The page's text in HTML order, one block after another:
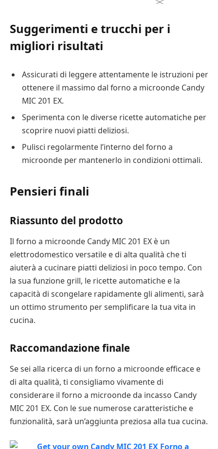
Suggerimenti e trucchi per i
migliori risultati
Assicurati di leggere attentamente le istruzioni per
ottenere il massimo dal forno a microonde Candy
MIC 201 EX.
Sperimenta con le diverse ricette automatiche per
scoprire nuovi piatti deliziosi.
Pulisci regolarmente l’interno del forno a
microonde per mantenerlo in condizioni ottimali.
Pensieri finali
Riassunto del prodotto
Il forno a microonde Candy MIC 201 EX è un
elettrodomestico versatile e di alta qualità che ti
aiuterà a cucinare piatti deliziosi in poco tempo. Con
la sua funzione grill, le ricette automatiche e la
capacità di scongelare rapidamente gli alimenti, sarà
un ottimo strumento per semplificare la tua vita in
cucina.
Raccomandazione finale
Se sei alla ricerca di un forno a microonde efficace e
di alta qualità, ti consigliamo vivamente di
considerare il forno a microonde da incasso Candy
MIC 201 EX. Con le sue numerose caratteristiche e
funzionalità, sarà un’aggiunta preziosa alla tua cucina.